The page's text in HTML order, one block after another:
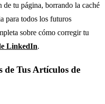
tu página, borrando la caché
para todos los futuros
sobre cómo corregir tu
LinkedIn.
de Tus Artículos de